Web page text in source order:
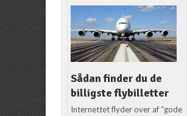
Sådan finder du de
billigste flybilletter
Internettet flyder over af “gode